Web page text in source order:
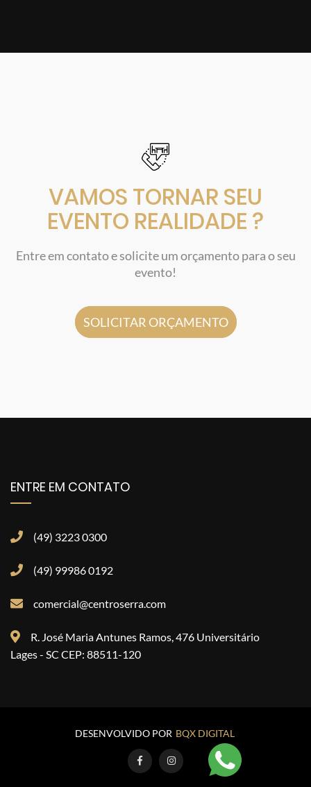
VAMOS TORNAR SEU
EVENTO REALIDADE ?
Entre em contato e solicite um orçamento para o seu
evento!
SOLICITAR ORÇAMENTO
ENTRE EM CONTATO
(49) 3223 0300
(49) 99986 0192
comercial@centroserra.com
R. José Maria Antunes Ramos, 476 Universitário
Lages - SC CEP: 88511-120
DESENVOLVIDO POR BQX DIGITAL